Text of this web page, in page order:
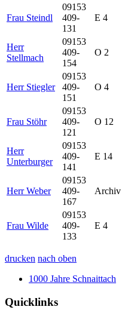
Frau Steindl
09153
409-
131
E 4
Herr
Stellmach
09153
409-
154
O 2
Herr Stiegler
09153
409-
151
O 4
Frau Stöhr
09153
409-
121
O 12
Herr
Unterburger
09153
409-
141
E 14
Herr Weber
09153
409-
167
Archiv
Frau Wilde
09153
409-
133
E 4
drucken nach oben
1000 Jahre Schnaittach
Quicklinks